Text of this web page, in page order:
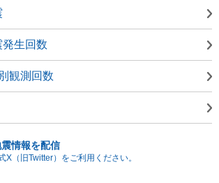
生回数
観測回数
情報を配信
X（旧Twitter）をご利用ください。